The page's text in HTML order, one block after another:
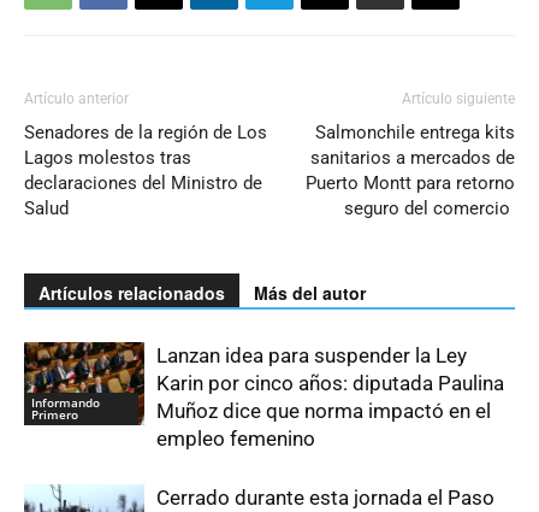
Artículo anterior
Senadores de la región de Los
Lagos molestos tras
declaraciones del Ministro de
Salud
Artículo siguiente
Salmonchile entrega kits
sanitarios a mercados de
Puerto Montt para retorno
seguro del comercio
Artículos relacionados Más del autor
Informando
Primero
Lanzan idea para suspender la Ley
Karin por cinco años: diputada Paulina
Muñoz dice que norma impactó en el
empleo femenino
Cerrado durante esta jornada el Paso